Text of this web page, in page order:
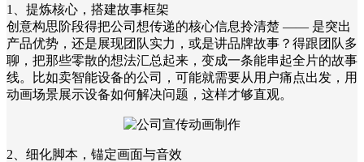
1、提炼核心，搭建故事框架
创意构思阶段得把公司想传递的核心信息拎清楚 —— 是突出
产品优势，还是展现团队实力，或是讲品牌故事？得跟团队多
聊，把那些零散的想法汇总起来，变成一条能串起全片的故事
线。比如卖智能设备的公司，可能就需要从用户痛点出发，用
动画场景展示设备如何解决问题，这样才够直观。
2、细化脚本，锚定画面与音效